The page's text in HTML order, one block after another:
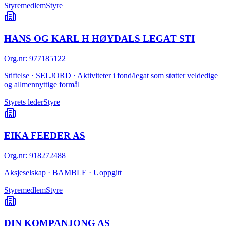
StyremedlemStyre
HANS OG KARL H HØYDALS LEGAT STI
Org.nr: 977185122
Stiftelse · SELJORD · Aktiviteter i fond/legat som støtter veldedige
og allmennyttige formål
Styrets lederStyre
EIKA FEEDER AS
Org.nr: 918272488
Aksjeselskap · BAMBLE · Uoppgitt
StyremedlemStyre
DIN KOMPANJONG AS